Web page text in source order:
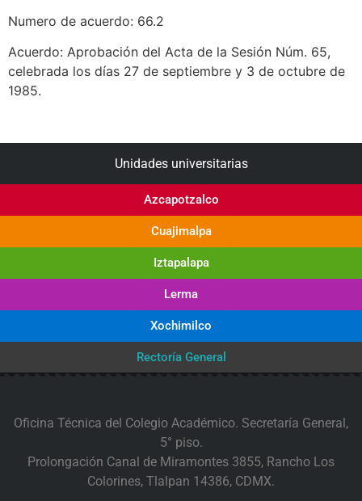
Numero de acuerdo: 66.2
Acuerdo: Aprobación del Acta de la Sesión Núm. 65,
celebrada los días 27 de septiembre y 3 de octubre de
1985.
Unidades universitarias
Azcapotzalco
Cuajimalpa
Iztapalapa
Lerma
Xochimilco
Rectoría General
Oficina Técnica del Colegio Académico. Secretaría General,
5° piso.
Prolongación Canal de Miramontes 3855, Rancho Los
Colorines, Tlalpan 14386, CDMX.